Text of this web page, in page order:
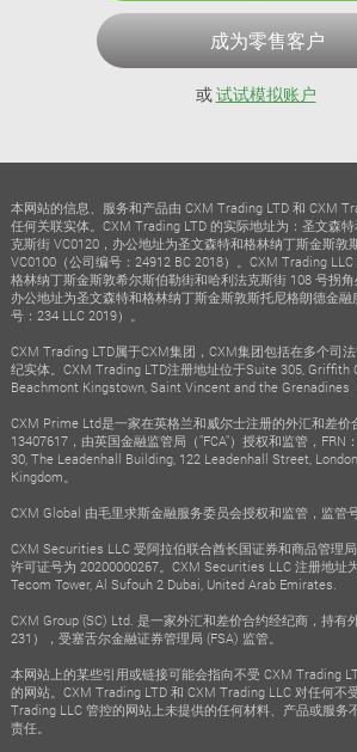
成为零售客户
或试试模拟账户
本网站的信息、服务和产品由 CXM Trading LTD 和 CXM
任何关联实体。CXM Trading LTD 的实际地址为：圣文森
克斯街 VC0120，办公地址为圣文森特和格林纳丁斯金斯敦
VC0100（公司编号：24912 BC 2018）。CXM Trading
格林纳丁斯金斯敦希尔斯伯勒街和哈利法克斯街 108 号拐角
办公地址为圣文森特和格林纳丁斯金斯敦斯托尼格朗德金
号：234 LLC 2019）。
CXM Trading LTD属于CXM集团，CXM集团包括在多个司
纪实体。CXM Trading LTD注册地址位于Suite 305, Griffith
Beachmont Kingstown, Saint Vincent and the Grenadines
CXM Prime Ltd是一家在英格兰和威尔士注册的外汇和差价
13407617，由英国金融监管局（"FCA"）授权和监管，FRN
30, The Leadenhall Building, 122 Leadenhall Street,
Kingdom。
CXM Global 由毛里求斯金融服务委员会授权和监管，监管
CXM Securities LLC 受阿拉伯联合酋长国证券和商品管理
许可证号为 20200000267。CXM Securities LLC 注册地址
Tecom Tower, Al Sufouh 2 Dubai, United Arab Emirates.
CXM Group (SC) Ltd. 是一家外汇和差价合约经纪商，持有
231），受塞舌尔金融证券管理局 (FSA) 监管。
本网站上的某些引用或链接可能会指向不受 CXM Trading
的网站。CXM Trading LTD 和 CXM Trading LLC 对任何不
Trading LLC 管控的网站上未提供的任何材料、产品或服务
责任。